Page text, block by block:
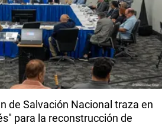
de Salvación Nacional traza en
para la reconstrucción de